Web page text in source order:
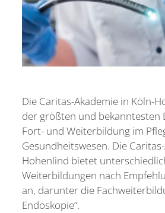
Die Caritas-Akademie in Köln-
der größten und bekanntesten
Fort- und Weiterbildung im
Gesundheitswesen. Die
Hohenlind bietet
Weiterbildungen nach
an, darunter die
Endoskopie“.